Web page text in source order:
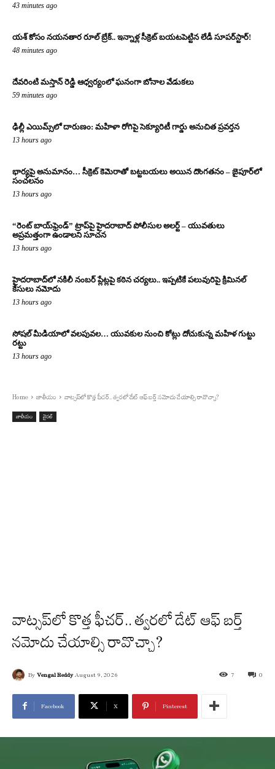
43 minutes ago
యశ్ కోసం నయనతార రూల్ బ్రేక్.. ఇన్నాళ్ల సీక్రెట్ బయటపెట్టిన లేడీ సూపర్‌స్టార్!
48 minutes ago
దేవరింటి మస్తాన్ రెడ్డి ఆధ్వర్యంలో ఘనంగా బోనాల వేడుకలు
59 minutes ago
ఢిల్లీ ఎయిమ్స్‌లో దారుణం: మహిళా రోగిపై సెక్యూరిటీ గార్డు అనుచిత ప్రవర్తన
13 hours ago
భార్యపై అనుమానం… సీక్రెట్ కెమెరాతో బట్టబయలు అయిన దొంగతనం – జైపూర్‌లో
సంచలనం
13 hours ago
“రెంట్ బాయ్‌ఫ్రెండ్” ట్రాప్‌పై హైదరాబాద్ పోలీసుల అలర్ట్ – యువతులు
అప్రమత్తంగా ఉండాలని సూచన
13 hours ago
హైదరాబాద్‌లో నకిలీ నంబర్ ప్లేట్లపై కఠిన చర్యలు.. ఇప్పటికే పలువురిపై క్రిమినల్
కేసులు నమోదు
13 hours ago
సోషల్ మీడియాలో వలపువల… యువకుల నుంచి కోట్లు దోచుకున్న మహిళ గుట్టు
రట్టు
13 hours ago